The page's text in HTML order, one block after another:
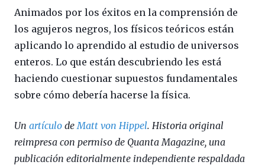
Animados por los éxitos en la comprensión de
los agujeros negros, los físicos teóricos están
aplicando lo aprendido al estudio de universos
enteros. Lo que están descubriendo les está
haciendo cuestionar supuestos fundamentales
sobre cómo debería hacerse la física.
Un artículo deMatt von Hippel. Historia original
reimpresa con permiso de Quanta Magazine, una
publicación editorialmente independiente respaldada